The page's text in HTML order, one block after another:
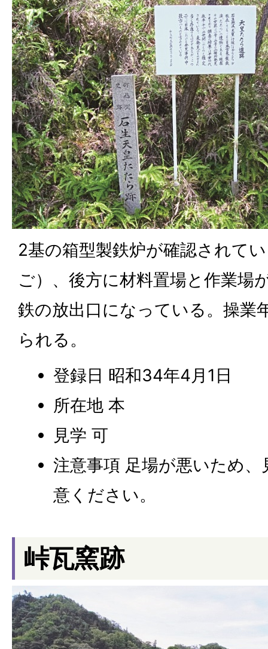
2基の箱型製鉄炉が確認されて
ご）、後方に材料置場と作業場
鉄の放出口になっている。操業
られる。
登録日 昭和34年4月1日
所在地 本
見学 可
注意事項 足場が悪いため
意ください。
峠瓦窯跡